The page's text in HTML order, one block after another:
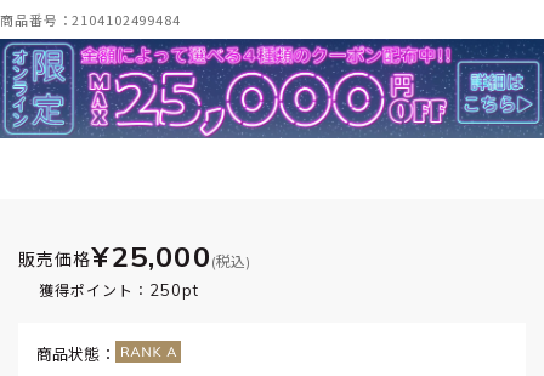
商品番号：2104102499484
販売価格¥25,000 (税込)
獲得ポイント： 250pt
商品状態：